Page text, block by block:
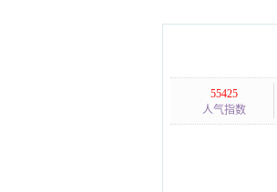
55425
人气指数